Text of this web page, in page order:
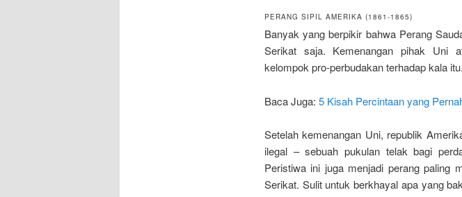
PERANG SIPIL AMERIKA (1861-1865)
Banyak yang berpikir bahwa Perang
Serikat saja. Kemenangan pihak Uni
kelompok pro-perbudakan terhadap kala itu.
Baca Juga: 5 Kisah Percintaan yang
Setelah kemenangan Uni, republik
ilegal – sebuah pukulan telak bagi
Peristiwa ini juga menjadi perang paling
Serikat. Sulit untuk berkhayal apa yang